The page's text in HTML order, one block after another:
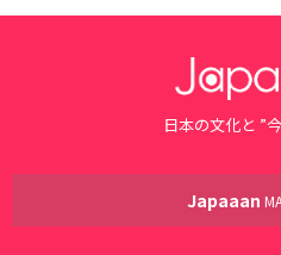
日本の文化と ”
Japaaan